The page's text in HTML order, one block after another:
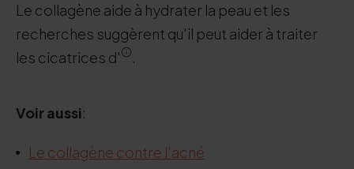
Le collagène aide à hydrater la peau et les
recherches suggèrent qu'il peut aider à traiter
les cicatrices d'
.
Voir aussi:
Le collagène contre l'acné